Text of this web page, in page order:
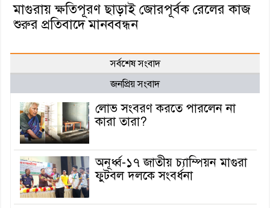
মাগুরায় ক্ষতিপূরণ ছাড়াই জোরপূর্বক রেলের কাজ
শুরুর প্রতিবাদে মানববন্ধন
সর্বশেষ সংবাদ
জনপ্রিয় সংবাদ
লোভ সংবরণ করতে পারলেন না
কারা তারা?
অনূর্ধ্ব-১৭ জাতীয় চ্যাম্পিয়ন মাগুরা
ফুটবল দলকে সংবর্ধনা